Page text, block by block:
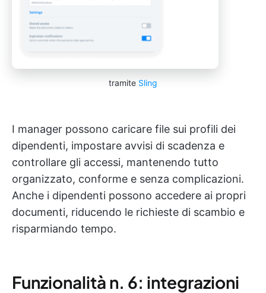
tramite Sling
I manager possono caricare file sui profili dei
dipendenti, impostare avvisi di scadenza e
controllare gli accessi, mantenendo tutto
organizzato, conforme e senza complicazioni.
Anche i dipendenti possono accedere ai propri
documenti, riducendo le richieste di scambio e
risparmiando tempo.
Funzionalità n. 6: integrazioni